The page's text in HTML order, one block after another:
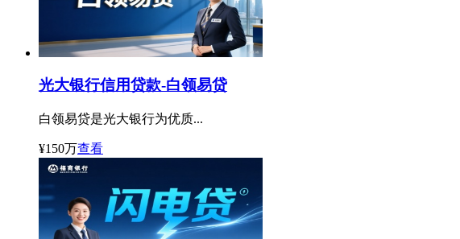
光大银行信用贷款-白领易贷
白领易贷是光大银行为优质...
¥150万查看